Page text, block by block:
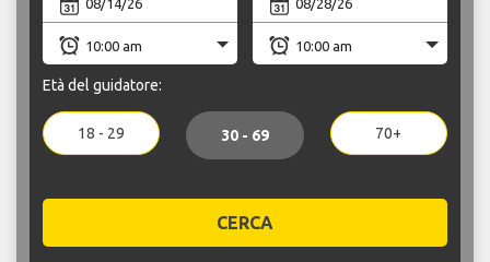
Età del guidatore:
18 - 29 30 - 69 70+
CERCA